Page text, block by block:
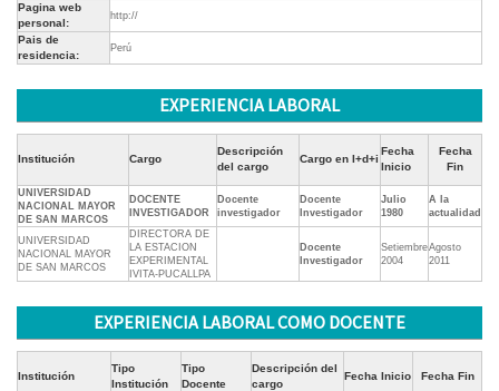
Pagina web
personal:
http://
Pais de
residencia:
Perú
EXPERIENCIA LABORAL
Institución Cargo
Descripción
del cargo
Cargo en I+d+i
Fecha
Inicio
Fecha
Fin
UNIVERSIDAD
NACIONAL MAYOR
DE SAN MARCOS
DOCENTE
INVESTIGADOR
Docente
investigador
Docente
Investigador
Julio
1980
A la
actualidad
UNIVERSIDAD
NACIONAL MAYOR
DE SAN MARCOS
DIRECTORA DE
LA ESTACION
EXPERIMENTAL
IVITA-PUCALLPA
Docente
Investigador
Setiembre
2004
Agosto
2011
EXPERIENCIA LABORAL COMO DOCENTE
Institución
Tipo
Institución
Tipo
Docente
Descripción del
cargo
Fecha Inicio Fecha Fin